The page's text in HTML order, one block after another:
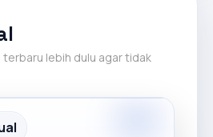
terbaru lebih dulu agar tidak